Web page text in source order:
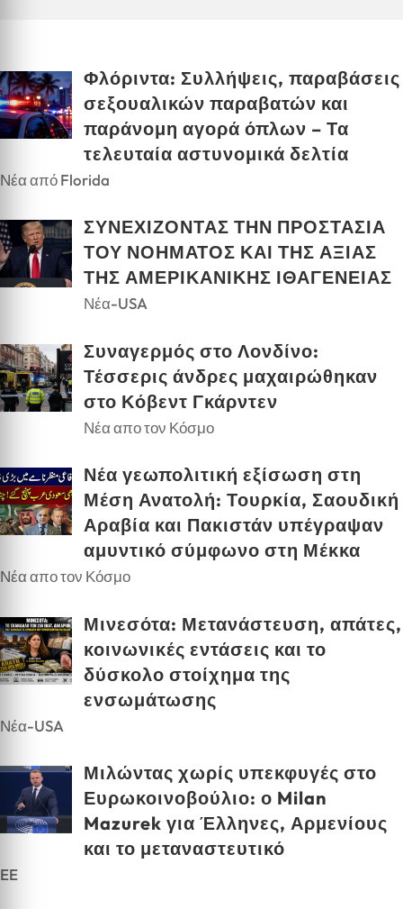
Φλόριντα: Συλλήψεις, παραβάσεις
σεξουαλικών παραβατών και
παράνομη αγορά όπλων – Τα
τελευταία αστυνομικά δελτία
Νέα από Florida
ΣΥΝΕΧΙΖΟΝΤΑΣ ΤΗΝ ΠΡΟΣΤΑΣΙΑ
ΤΟΥ ΝΟΗΜΑΤΟΣ ΚΑΙ ΤΗΣ ΑΞΙΑΣ
ΤΗΣ ΑΜΕΡΙΚΑΝΙΚΗΣ ΙΘΑΓΕΝΕΙΑΣ
Νέα-USA
Συναγερμός στο Λονδίνο:
Τέσσερις άνδρες μαχαιρώθηκαν
στο Κόβεντ Γκάρντεν
Νέα απο τον Κόσμο
Νέα γεωπολιτική εξίσωση στη
Μέση Ανατολή: Τουρκία, Σαουδική
Αραβία και Πακιστάν υπέγραψαν
αμυντικό σύμφωνο στη Μέκκα
Νέα απο τον Κόσμο
Μινεσότα: Μετανάστευση, απάτες,
κοινωνικές εντάσεις και το
δύσκολο στοίχημα της
ενσωμάτωσης
Νέα-USA
Μιλώντας χωρίς υπεκφυγές στο
Ευρωκοινοβούλιο: ο Milan
Mazurek για Έλληνες, Αρμενίους
και το μεταναστευτικό
EE